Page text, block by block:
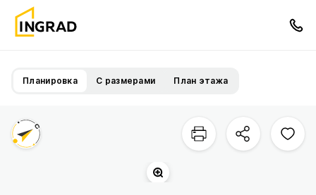
Планировка С размерами План этажа